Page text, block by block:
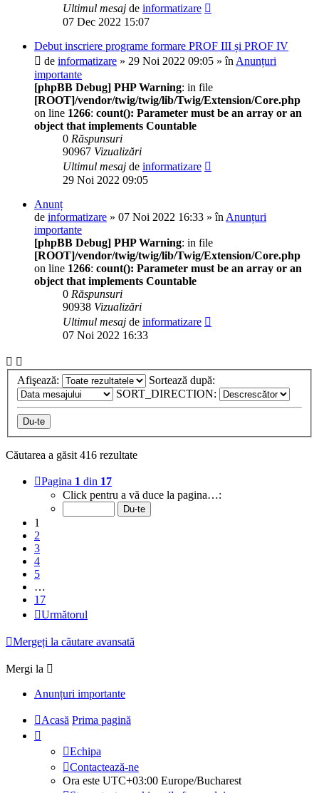
Ultimul mesaj de informatizare
07 Dec 2022 15:07
Debut inscriere programe formare PROF III și PROF IV
de informatizare » 29 Noi 2022 09:05 » în Anunțuri
importante
[phpBB Debug] PHP Warning: in file
[ROOT]/vendor/twig/twig/lib/Twig/Extension/Core.php
on line 1266: count(): Parameter must be an array or an
object that implements Countable
0 Răspunsuri
90967 Vizualizări
Ultimul mesaj de informatizare
29 Noi 2022 09:05
Anunț
de informatizare » 07 Noi 2022 16:33 » în Anunțuri
importante
[phpBB Debug] PHP Warning: in file
[ROOT]/vendor/twig/twig/lib/Twig/Extension/Core.php
on line 1266: count(): Parameter must be an array or an
object that implements Countable
0 Răspunsuri
90938 Vizualizări
Ultimul mesaj de informatizare
07 Noi 2022 16:33
Afişează:
Sortează după:
SORT_DIRECTION:
Căutarea a găsit 416 rezultate
Pagina 1 din 17
Click pentru a vă duce la pagina…:
1
2
3
4
5
…
17
Următorul
Mergeți la căutare avansată
Mergi la
Anunțuri importante
Acasă Prima pagină
Echipa
Contactează-ne
Ora este UTC+03:00 Europe/Bucharest